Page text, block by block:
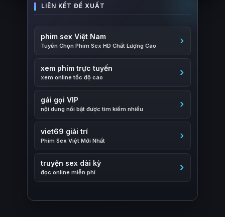
phim sex Việt Nam
Tuyển Chọn Phim Sex HD Chất Lượng Cao
xem phim trực tuyến
xem online tốc độ cao
gái gọi VIP
nội dung nổi bật được tìm kiếm nhiều
viet69 giải trí
Phim Sex Việt Mới Nhất
truyện sex dài kỳ
đọc online miễn phí